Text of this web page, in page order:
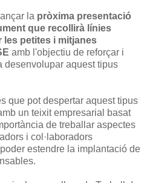
la pròxima presentació
que recollirà línies
les petites i mitjanes
amb l'objectiu de reforçar i
desenvolupar aquest tipus
que pot despertar aquest tipus
un teixit empresarial basat
de treballar aspectes
i col·laboradors
estendre la implantació de